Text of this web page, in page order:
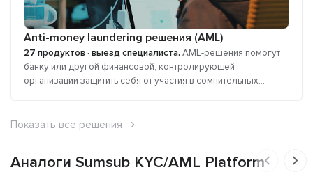
Anti-money laundering решения (AML)
27 продуктов · выезд специалиста. AML-решения помогут
банку или другой финансовой, контролирующей
организации защитить себя от участия в сомнительных...
Показать все решения
Аналоги Sumsub KYC/AML Platform